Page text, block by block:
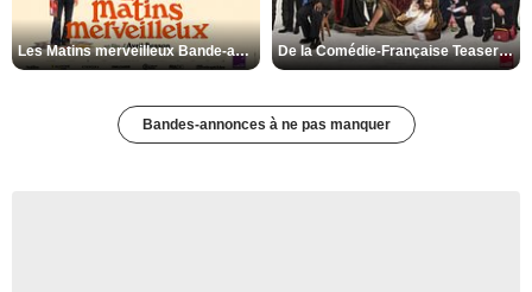
Les Matins merveilleux Bande-annonce VF De la Comédie-Française Teaser VF
Bandes-annonces à ne pas manquer